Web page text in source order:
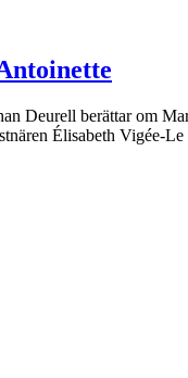
Deurell berättar om
Élisabeth Vigée-